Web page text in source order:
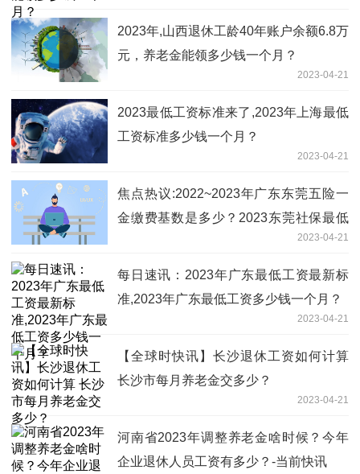
2023年,山西退休工龄40年账户余额6.8万
元，养老金能领多少钱一个月？
2023-04-21
2023最低工资标准来了,2023年上海最低
工资标准多少钱一个月？
2023-04-21
焦点热议:2022~2023年广东东莞五险一
金缴费基数是多少？2023东莞社保最低
2023-04-21
每日速讯：2023年广东最低工资最新标
准,2023年广东最低工资多少钱一个月？
2023-04-21
【全球时快讯】长沙退休工资如何计算
长沙市每月养老金交多少？
2023-04-21
河南省2023年调整养老金啥时候？今年
企业退休人员工资有多少？-当前快讯